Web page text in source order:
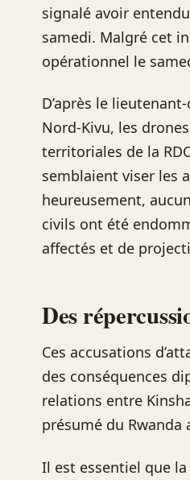
signalé avoir
samedi. Malgré cet
opérationnel le
D’après le
Nord-Kivu, les
territoriales de la
semblaient viser les
heureusement,
civils ont été
affectés et de
Des
Ces accusations
des conséquences
relations entre
présumé du
Il est essentiel que